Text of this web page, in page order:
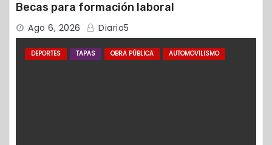
Becas para formación laboral
Ago 6, 2026 Diario5
DEPORTES TAPAS OBRA PÚBLICA AUTOMOVILISMO